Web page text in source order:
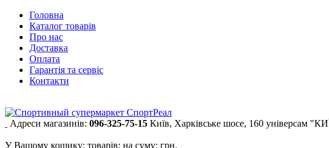
Головна
Каталог товарів
Про нас
Доставка
Оплата
Гарантія та сервіс
Контакти
Адреси магазинів: 096-325-75-15 Київ, Харківське шосе, 160 універсам
У Вашому кошику: товарів: на суму: грн.